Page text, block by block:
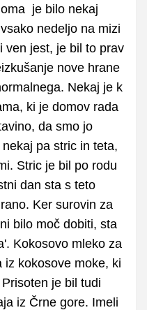
je bilo nekaj
nedeljo na mizi
ven jest, je bil to prav
nove hrane
Nekaj je k
ki je domov rada
da smo jo
pa stric in teta,
Stric je bil po rodu
dan sta s teto
Ker surovin za
bilo moč dobiti, sta
Kokosovo mleko za
iz kokosove moke, ki
je bil tudi
iz Črne gore. Imeli